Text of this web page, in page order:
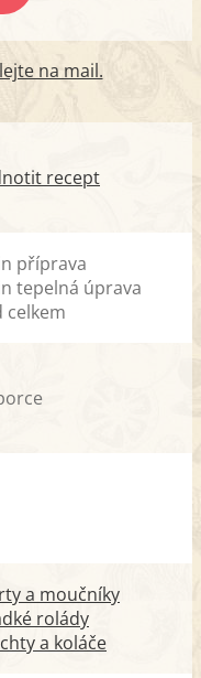
na mail.
recept
příprava
tepelná úprava
celkem
a moučníky
rolády
a koláče